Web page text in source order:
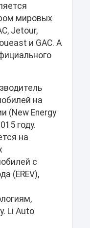
мировых
Jetour,
и GAC. А
на
(New Energy
году.
на
с
(EREV),
Li Auto